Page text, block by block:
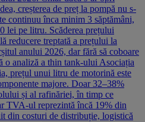
creșterea de preț la pompă nu s-
continuu înca minim 3 săptămâni,
lei pe litru. Scăderea prețului
reducere treptată a prețului la
anului 2026, dar fără să coboare
o analiză a thin tank-ului Asociația
prețul unui litru de motorină este
majore. Doar 32–38%
și al rafinăriei, în timp ce
TVA-ul reprezintă încă 19% din
din costuri de distribuție, logistică